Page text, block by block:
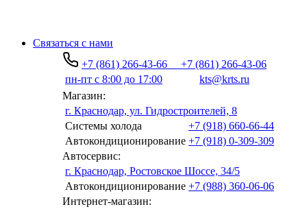
Связаться с нами
+7 (861) 266-43-66
+7 (861) 266-43-06
пн-пт с 8:00 до 17:00
kts@krts.ru
Магазин:
г. Краснодар, ул. Гидростроителей, 8
Системы холода
+7 (918) 660-66-44
Автокондиционирование +7 (918) 0-309-309
Автосервис:
г. Краснодар, Ростовское Шоссе, 34/5
Автокондиционирование +7 (988) 360-06-06
Интернет-магазин: